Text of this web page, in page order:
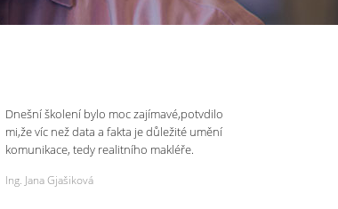
Dnešní školení bylo moc zajímavé,potvdilo
mi,že víc než data a fakta je důležité umění
komunikace, tedy realitního makléře.
rozhovor či náběr u klienta. Výsledkem je
Ing. Jana Gjašiková